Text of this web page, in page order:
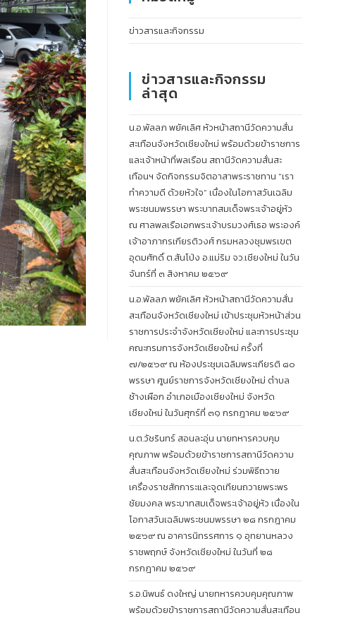
ข่าวสารและกิจกรรม
ข่าวสารและกิจกรรม
ล่าสุด
น.อ.พัลลภ พยัคเลิศ หัวหน้าสถานีวัดความสั่น
สะเทือนจังหวัดเชียงใหม่ พร้อมด้วยข้าราชการ
และเจ้าหน้าที่พลเรือน สถานีวัดความสั่นสะ
เทือนฯ จัดกิจกรรมจิตอาสาพระราชทาน “เรา
ทำความดี ด้วยหัวใจ” เนื่องในโอกาสวันเฉลิม
พระชนมพรรษา พระบาทสมเด็จพระเจ้าอยู่หัว
ณ ศาลพลเรือเอกพระเจ้าบรมวงศ์เธอ พระองค์
เจ้าอาภากรเกียรติวงศ์ กรมหลวงชุมพรเขต
อุดมศักดิ์ ต.สันโป่ง อ.แม่ริม จว.เชียงใหม่ ในวัน
จันทร์ที่ ๓ สิงหาคม ๒๕๖๙
น.อ.พัลลภ พยัคเลิศ หัวหน้าสถานีวัดความสั่น
สะเทือนจังหวัดเชียงใหม่ เข้าประชุมหัวหน้าส่วน
ราชการประจำจังหวัดเชียงใหม่ และการประชุม
คณะกรมการจังหวัดเชียงใหม่ ครั้งที่
๗/๒๕๖๙ ณ ห้องประชุมเฉลิมพระเกียรติ ๘๐
พรรษา ศูนย์ราชการจังหวัดเชียงใหม่ ตำบล
ช้างเผือก อำเภอเมืองเชียงใหม่ จังหวัด
เชียงใหม่ ในวันศุกร์ที่ ๓๑ กรกฎาคม ๒๕๖๙
น.ต.วัชรินทร์ สอนละอุ่น นายทหารควบคุม
คุณภาพ พร้อมด้วยข้าราชการสถานีวัดความ
สั่นสะเทือนจังหวัดเชียงใหม่ ร่วมพิธีถวาย
เครื่องราชสักการะและจุดเทียนถวายพระพร
ชัยมงคล พระบาทสมเด็จพระเจ้าอยู่หัว เนื่องใน
โอกาสวันเฉลิมพระชนมพรรษา ๒๘ กรกฎาคม
๒๕๖๙ ณ อาคารนิทรรศการ ๑ อุทยานหลวง
ราชพฤกษ์ จังหวัดเชียงใหม่ ในวันที่ ๒๘
กรกฎาคม ๒๕๖๙
ร.อ.นิพนธ์ ดงใหญ่ นายทหารควบคุมคุณภาพ
พร้อมด้วยข้าราชการสถานีวัดความสั่นสะเทือน